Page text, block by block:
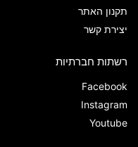
תקנון האתר
יצירת קשר
רשתות חברתיות
Facebook
Instagram
Youtube